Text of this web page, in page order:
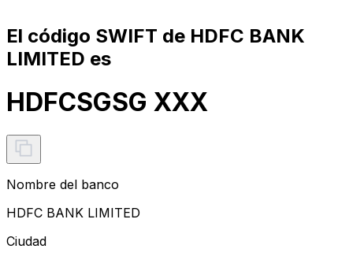
El código SWIFT de HDFC BANK
LIMITED es
HDFCSGSG XXX
Nombre del banco
HDFC BANK LIMITED
Ciudad